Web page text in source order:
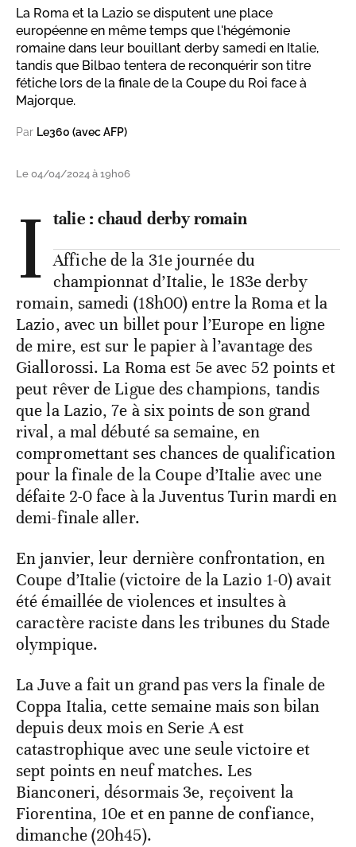
La Roma et la Lazio se disputent une place
européenne en même temps que l'hégémonie
romaine dans leur bouillant derby samedi en Italie,
tandis que Bilbao tentera de reconquérir son titre
fétiche lors de la finale de la Coupe du Roi face à
Majorque.
Par Le360 (avec AFP)
Le 04/04/2024 à 19h06
I talie : chaud derby romain
Affiche de la 31e journée du
championnat d’Italie, le 183e derby
romain, samedi (18h00) entre la Roma et la
Lazio, avec un billet pour l’Europe en ligne
de mire, est sur le papier à l’avantage des
Giallorossi. La Roma est 5e avec 52 points et
peut rêver de Ligue des champions, tandis
que la Lazio, 7e à six points de son grand
rival, a mal débuté sa semaine, en
compromettant ses chances de qualification
pour la finale de la Coupe d’Italie avec une
défaite 2-0 face à la Juventus Turin mardi en
demi-finale aller.
En janvier, leur dernière confrontation, en
Coupe d’Italie (victoire de la Lazio 1-0) avait
été émaillée de violences et insultes à
caractère raciste dans les tribunes du Stade
olympique.
La Juve a fait un grand pas vers la finale de
Coppa Italia, cette semaine mais son bilan
depuis deux mois en Serie A est
catastrophique avec une seule victoire et
sept points en neuf matches. Les
Bianconeri, désormais 3e, reçoivent la
Fiorentina, 10e et en panne de confiance,
dimanche (20h45).